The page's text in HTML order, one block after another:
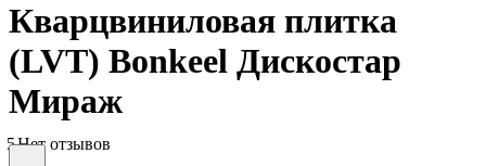
Кварцвиниловая плитка
(LVT) Bonkeel Дискостар
Мираж
5Нет отзывов